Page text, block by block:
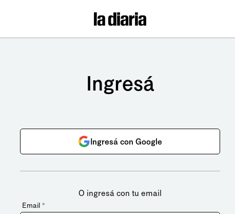
Ingresá
Ingresá con Google
O ingresá con tu email
Email *